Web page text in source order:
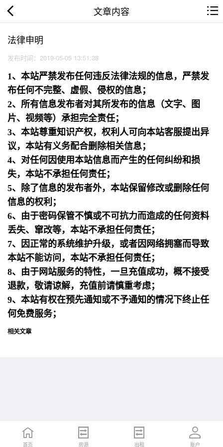
文章内容
法律申明
发布时间：2019-05-05 13:51:38
1、本站严禁发布任何违反法律法规的信息，严禁发
布任何不完整、虚假、侵权的信息；
2、所有信息发布者对其所发布的信息（文字、图
片、视频等）承担完全责任；
3、本站尊重知识产权，权利人可向本站客服提出异
议，本站有义务配合删除相关信息；
4、对任何因使用本站信息而产生的任何纠纷和损
失，本站不承担任何责任；
5、除了信息的发布者外，本站保留修改或删除任何
信息的权利；
6、由于密码保管不慎或不可抗力而造成的任何资料
丢失、窜改等，本站不承担任何责任；
7、因正常的系统维护升级，或者因网络拥塞而导致
本站不能访问，本站不承担任何责任；
8、由于网站服务的特性，一旦充值成功，概不接受
退款，敬请谅解，充值前请慎重考虑；
9、本站有权在预先通知或不予通知的情况下终止任
何免费服务；
相关文章
首页 招聘 简历 账户
首页 房源 出租 账户